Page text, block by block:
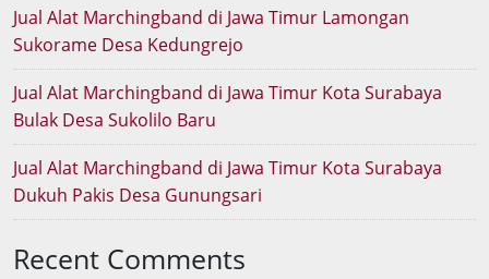
Jual Alat Marchingband di Jawa Timur Lamongan
Sukorame Desa Kedungrejo
Jual Alat Marchingband di Jawa Timur Kota Surabaya
Bulak Desa Sukolilo Baru
Jual Alat Marchingband di Jawa Timur Kota Surabaya
Dukuh Pakis Desa Gunungsari
Recent Comments